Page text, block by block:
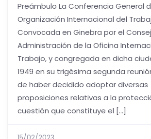
Preámbulo La Conferencia General
Organización Internacional del
Convocada en Ginebra por el
Administración de la Oficina
Trabajo, y congregada en dicha
1949 en su trigésima segunda
de haber decidido adoptar diversas
proposiciones relativas a la
cuestión que constituye el […]